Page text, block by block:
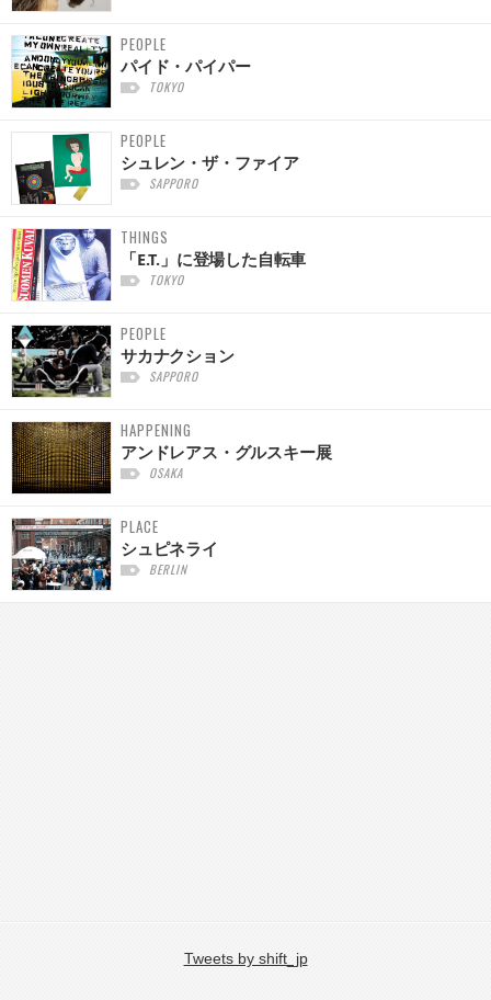
PEOPLE
パイド・パイパー
TOKYO
PEOPLE
シュレン・ザ・ファイア
SAPPORO
THINGS
「E.T.」に登場した自転車
TOKYO
PEOPLE
サカナクション
SAPPORO
HAPPENING
アンドレアス・グルスキー展
OSAKA
PLACE
シュピネライ
BERLIN
Tweets by shift_jp